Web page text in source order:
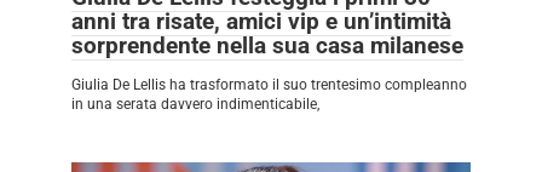
anni tra risate, amici vip e un’intimità
sorprendente nella sua casa milanese
Giulia De Lellis ha trasformato il suo trentesimo compleanno
in una serata davvero indimenticabile,